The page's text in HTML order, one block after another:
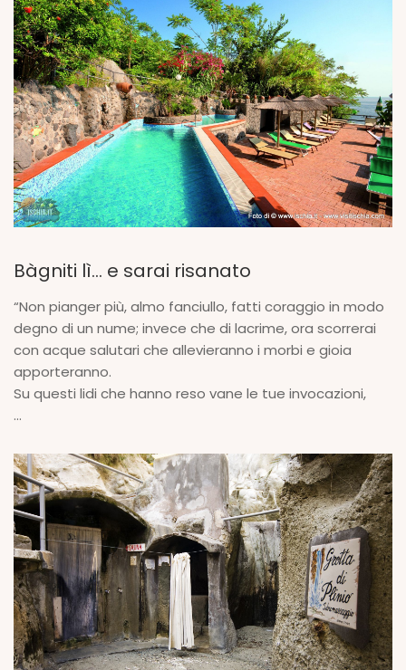
Bàgniti lì… e sarai risanato
“Non pianger più, almo fanciullo, fatti coraggio in modo
degno di un nume; invece che di lacrime, ora scorrerai
con acque salutari che allevieranno i morbi e gioia
apporteranno.
Su questi lidi che hanno reso vane le tue invocazioni,
...